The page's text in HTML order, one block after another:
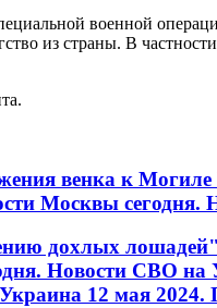
военной
из страны. В
венка к Могиле
Москвы сегодня.
дохлых
Новости СВО на
12 мая